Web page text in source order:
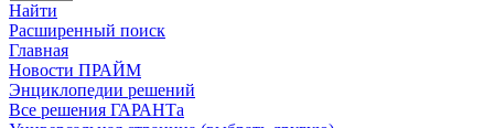
Найти
Расширенный поиск
Главная
Новости ПРАЙМ
Энциклопедии решений
Все решения ГАРАНТа